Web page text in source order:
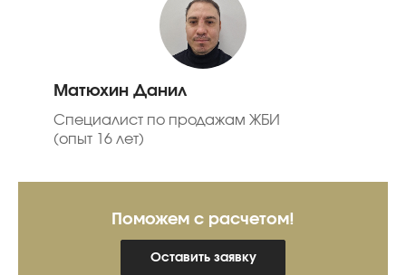
Матюхин Данил
Специалист по продажам ЖБИ
(опыт 16 лет)
Поможем с расчетом!
Оставить заявку